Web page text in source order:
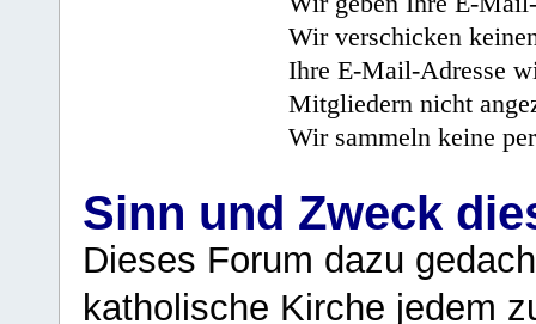
Wir verschicken
Ihre E-Mail-Adresse
Mitgliedern nicht
Wir sammeln keine
Sinn und Zweck
Dieses Forum dazu
katholische Kirche jedem